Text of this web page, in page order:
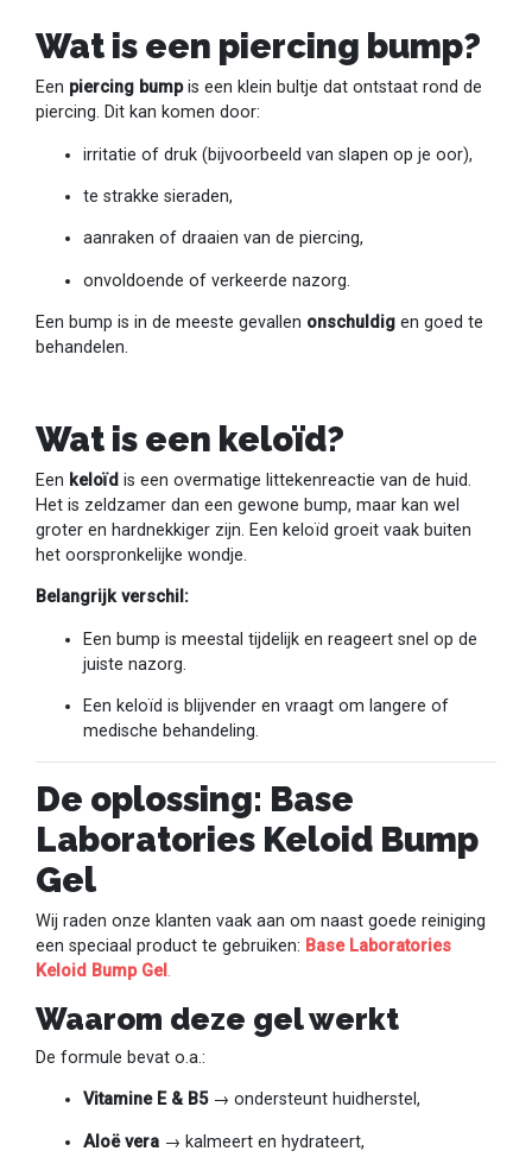
Wat is een piercing bump?
Een piercing bumpis een klein bultje dat ontstaat rond de
piercing. Dit kan komen door:
irritatie of druk (bijvoorbeeld van slapen op je oor),
te strakke sieraden,
aanraken of draaien van de piercing,
onvoldoende of verkeerde nazorg.
Een bump is in de meeste gevallen onschuldig en goed te
behandelen.
Wat is een keloïd?
Een keloïd is een overmatige littekenreactie van de huid.
Het is zeldzamer dan een gewone bump, maar kan wel
groter en hardnekkiger zijn. Een keloïd groeit vaak buiten
het oorspronkelijke wondje.
Belangrijk verschil:
Een bump is meestal tijdelijk en reageert snel op de
juiste nazorg.
Een keloïd is blijvender en vraagt om langere of
medische behandeling.
De oplossing: Base
Laboratories Keloid Bump
Gel
Wij raden onze klanten vaak aan om naast goede reiniging
een speciaal product te gebruiken: Base Laboratories
Keloid Bump Gel .
Waarom deze gel werkt
De formule bevat o.a.:
Vitamine E & B5→ ondersteunt huidherstel,
Aloë vera → kalmeert en hydrateert,